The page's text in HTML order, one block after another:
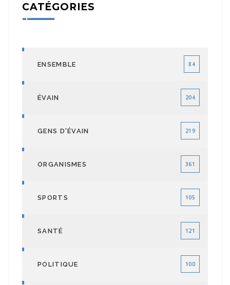
CATÉGORIES
ENSEMBLE 84
ÉVAIN 204
GENS D'ÉVAIN 219
ORGANISMES 361
SPORTS 105
SANTÉ 121
POLITIQUE 100